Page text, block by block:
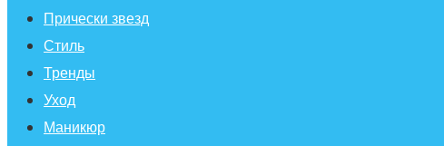
Прически звезд
Стиль
Тренды
Уход
Маникюр